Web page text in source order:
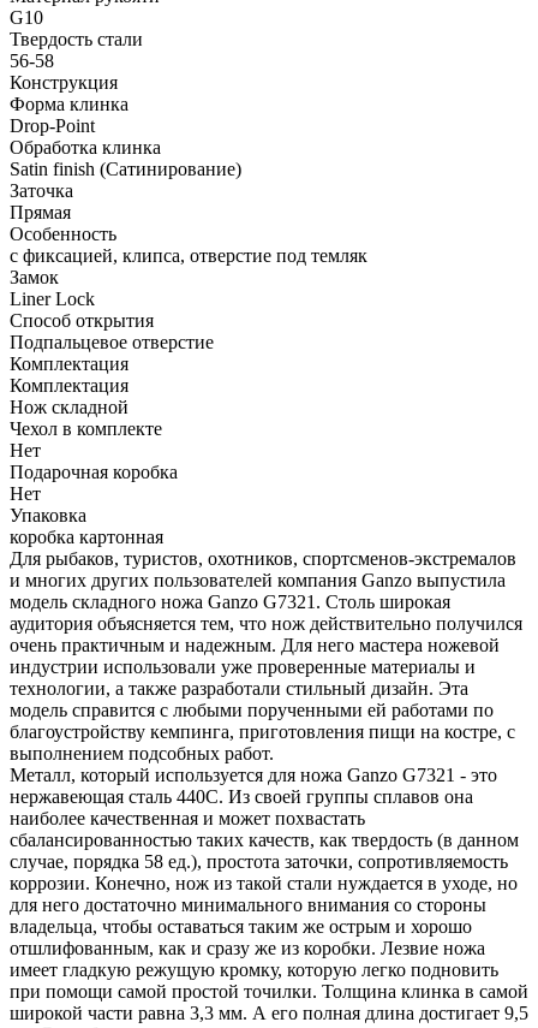
G10
Твердость стали
56-58
Конструкция
Форма клинка
Drop-Point
Обработка клинка
Satin finish (Сатинирование)
Заточка
Прямая
Особенность
с фиксацией, клипса, отверстие под темляк
Замок
Liner Lock
Способ открытия
Подпальцевое отверстие
Комплектация
Комплектация
Нож складной
Чехол в комплекте
Нет
Подарочная коробка
Нет
Упаковка
коробка картонная
Для рыбаков, туристов, охотников, спортсменов-экстремалов
и многих других пользователей компания Ganzo выпустила
модель складного ножа Ganzo G7321. Столь широкая
аудитория объясняется тем, что нож действительно получился
очень практичным и надежным. Для него мастера ножевой
индустрии использовали уже проверенные материалы и
технологии, а также разработали стильный дизайн. Эта
модель справится с любыми порученными ей работами по
благоустройству кемпинга, приготовления пищи на костре, с
выполнением подсобных работ.
Металл, который используется для ножа Ganzo G7321 - это
нержавеющая сталь 440С. Из своей группы сплавов она
наиболее качественная и может похвастать
сбалансированностью таких качеств, как твердость (в данном
случае, порядка 58 ед.), простота заточки, сопротивляемость
коррозии. Конечно, нож из такой стали нуждается в уходе, но
для него достаточно минимального внимания со стороны
владельца, чтобы оставаться таким же острым и хорошо
отшлифованным, как и сразу же из коробки. Лезвие ножа
имеет гладкую режущую кромку, которую легко подновить
при помощи самой простой точилки. Толщина клинка в самой
широкой части равна 3,3 мм. А его полная длина достигает 9,5